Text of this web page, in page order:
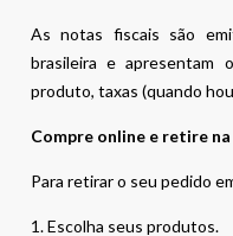
As notas fiscais são
brasileira e
produto, taxas (quando
Compre online e retire
Para retirar o seu pedido
1. Escolha seus produtos.